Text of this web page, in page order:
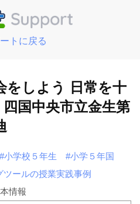
トに戻る
をしよう 日常を十
国中央市立金生第
#小学校５年生
#小学５年国
ツールの授業実践事例
情報